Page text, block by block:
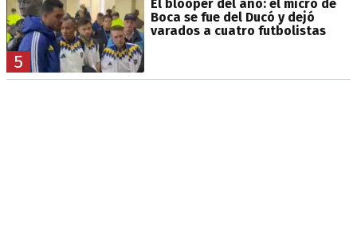
5
El blooper del año: el micro de
Boca se fue del Ducó y dejó
varados a cuatro futbolistas